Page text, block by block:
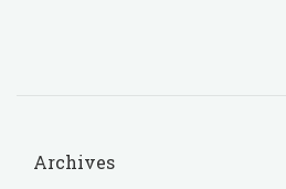
Archives